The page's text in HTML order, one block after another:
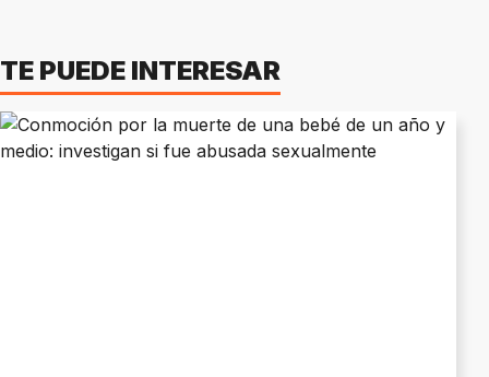
TE PUEDE INTERESAR